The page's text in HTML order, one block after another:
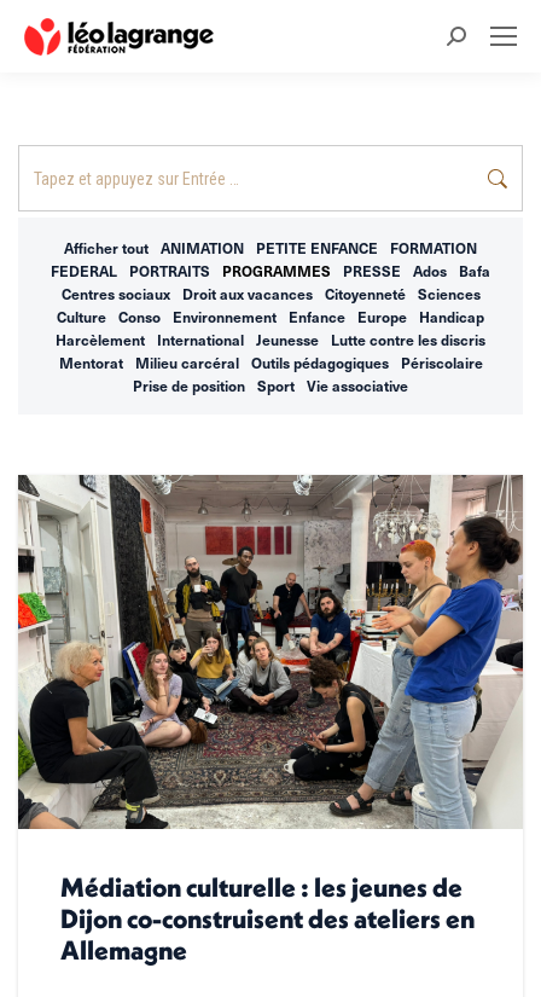
Recherche
Afficher tout ANIMATION PETITE ENFANCE
FORMATION
FEDERAL
PORTRAITS PROGRAMMES PRESSE Ados
Bafa
Centres sociaux
Droit aux vacances Citoyenneté
Sciences
Culture
Conso Environnement Enfance Europe
Handicap
Harcèlement
International Jeunesse
Lutte contre les discris
Mentorat
Milieu carcéral Outils pédagogiques
Périscolaire
Prise de position
Sport Vie associative
Médiation culturelle : les jeunes de
Dijon co-construisent des ateliers en
Allemagne